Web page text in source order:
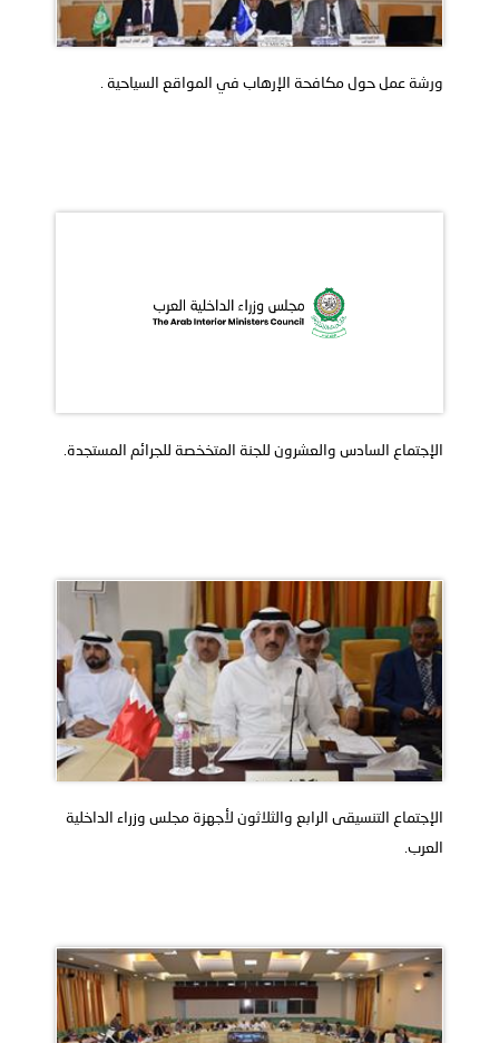
ورشة عمل حول مكافحة الإرهاب في المواقع السياحية .
الإجتماع السادس والعشرون للجنة المتخخصة للجرائم المستجدة.
الإجتماع التنسيقى الرابع والثلاثون لأجهزة مجلس وزراء الداخلية
العرب.